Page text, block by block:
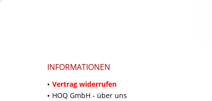
INFORMATIONEN
Vertrag widerrufen
HOQ GmbH - über uns